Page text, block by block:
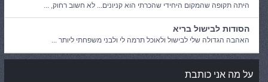
היתה תקופה שהמקום היחידי שהכרתי הוא קניונים... לא חשוב רחוק, ...
הסודות לבישול בריא
האהבה הגדולה שלי לבישול ולאוכל תרמה לי ולבני משפחתי ליותר ...
על מה אני כותבת